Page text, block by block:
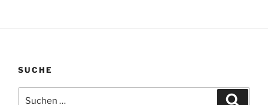
SUCHE